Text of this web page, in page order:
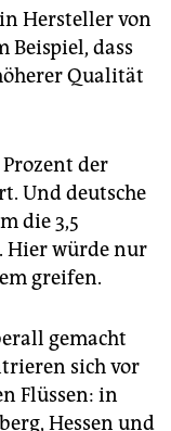
Hersteller von
Beispiel, dass
Qualität
der
Und deutsche
die 3,5
Hier würde nur
greifen.
gemacht
sich vor
Flüssen: in
Hessen und